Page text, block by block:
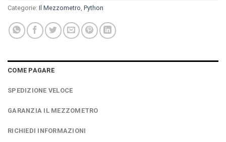
Categorie: Il Mezzometro Python
COME PAGARE
SPEDIZIONE VELOCE
GARANZIA IL MEZZOMETRO
RICHIEDI INFORMAZIONI